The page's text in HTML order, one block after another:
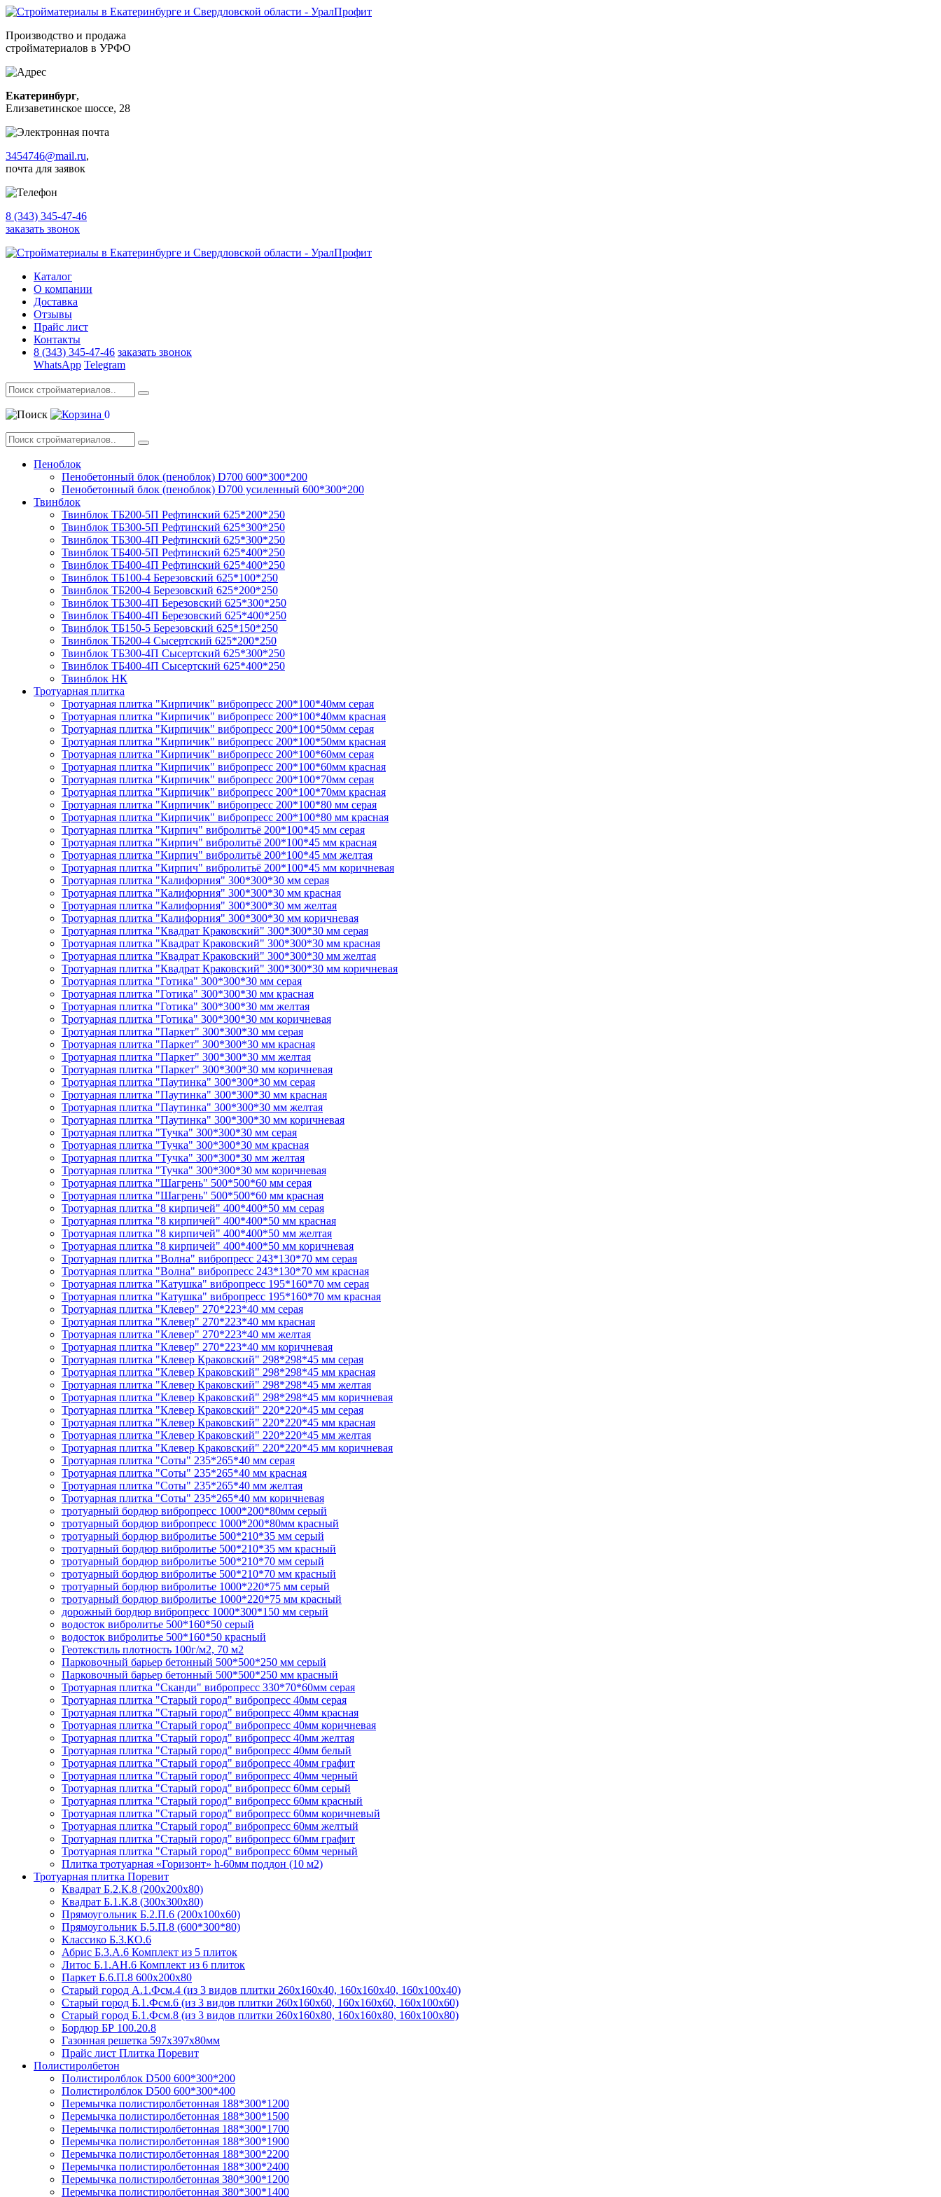
Производство и продажа
стройматериалов в УРФО
Екатеринбург,
Елизаветинское шоссе, 28
3454746@mail.ru,
почта для заявок
8 (343) 345-47-46
заказать звонок
Каталог
О компании
Доставка
Отзывы
Прайс лист
Контакты
8 (343) 345-47-46 заказать звонок
WhatsApp Telegram
0
Пеноблок
Пенобетонный блок (пеноблок) D700 600*300*200
Пенобетонный блок (пеноблок) D700 усиленный 600*300*200
Твинблок
Твинблок ТБ200-5П Рефтинский 625*200*250
Твинблок ТБ300-5П Рефтинский 625*300*250
Твинблок ТБ300-4П Рефтинский 625*300*250
Твинблок ТБ400-5П Рефтинский 625*400*250
Твинблок ТБ400-4П Рефтинский 625*400*250
Твинблок ТБ100-4 Березовский 625*100*250
Твинблок ТБ200-4 Березовский 625*200*250
Твинблок ТБ300-4П Березовский 625*300*250
Твинблок ТБ400-4П Березовский 625*400*250
Твинблок ТБ150-5 Березовский 625*150*250
Твинблок ТБ200-4 Сысертский 625*200*250
Твинблок ТБ300-4П Сысертский 625*300*250
Твинблок ТБ400-4П Сысертский 625*400*250
Твинблок НК
Тротуарная плитка
Тротуарная плитка "Кирпичик" вибропресс 200*100*40мм серая
Тротуарная плитка "Кирпичик" вибропресс 200*100*40мм красная
Тротуарная плитка "Кирпичик" вибропресс 200*100*50мм серая
Тротуарная плитка "Кирпичик" вибропресс 200*100*50мм красная
Тротуарная плитка "Кирпичик" вибропресс 200*100*60мм серая
Тротуарная плитка "Кирпичик" вибропресс 200*100*60мм красная
Тротуарная плитка "Кирпичик" вибропресс 200*100*70мм серая
Тротуарная плитка "Кирпичик" вибропресс 200*100*70мм красная
Тротуарная плитка "Кирпичик" вибропресс 200*100*80 мм серая
Тротуарная плитка "Кирпичик" вибропресс 200*100*80 мм красная
Тротуарная плитка "Кирпич" вибролитьё 200*100*45 мм серая
Тротуарная плитка "Кирпич" вибролитьё 200*100*45 мм красная
Тротуарная плитка "Кирпич" вибролитьё 200*100*45 мм желтая
Тротуарная плитка "Кирпич" вибролитьё 200*100*45 мм коричневая
Тротуарная плитка "Калифорния" 300*300*30 мм серая
Тротуарная плитка "Калифорния" 300*300*30 мм красная
Тротуарная плитка "Калифорния" 300*300*30 мм желтая
Тротуарная плитка "Калифорния" 300*300*30 мм коричневая
Тротуарная плитка "Квадрат Краковский" 300*300*30 мм серая
Тротуарная плитка "Квадрат Краковский" 300*300*30 мм красная
Тротуарная плитка "Квадрат Краковский" 300*300*30 мм желтая
Тротуарная плитка "Квадрат Краковский" 300*300*30 мм коричневая
Тротуарная плитка "Готика" 300*300*30 мм серая
Тротуарная плитка "Готика" 300*300*30 мм красная
Тротуарная плитка "Готика" 300*300*30 мм желтая
Тротуарная плитка "Готика" 300*300*30 мм коричневая
Тротуарная плитка "Паркет" 300*300*30 мм серая
Тротуарная плитка "Паркет" 300*300*30 мм красная
Тротуарная плитка "Паркет" 300*300*30 мм желтая
Тротуарная плитка "Паркет" 300*300*30 мм коричневая
Тротуарная плитка "Паутинка" 300*300*30 мм серая
Тротуарная плитка "Паутинка" 300*300*30 мм красная
Тротуарная плитка "Паутинка" 300*300*30 мм желтая
Тротуарная плитка "Паутинка" 300*300*30 мм коричневая
Тротуарная плитка "Тучка" 300*300*30 мм серая
Тротуарная плитка "Тучка" 300*300*30 мм красная
Тротуарная плитка "Тучка" 300*300*30 мм желтая
Тротуарная плитка "Тучка" 300*300*30 мм коричневая
Тротуарная плитка "Шагрень" 500*500*60 мм серая
Тротуарная плитка "Шагрень" 500*500*60 мм красная
Тротуарная плитка "8 кирпичей" 400*400*50 мм серая
Тротуарная плитка "8 кирпичей" 400*400*50 мм красная
Тротуарная плитка "8 кирпичей" 400*400*50 мм желтая
Тротуарная плитка "8 кирпичей" 400*400*50 мм коричневая
Тротуарная плитка "Волна" вибропресс 243*130*70 мм серая
Тротуарная плитка "Волна" вибропресс 243*130*70 мм красная
Тротуарная плитка "Катушка" вибропресс 195*160*70 мм серая
Тротуарная плитка "Катушка" вибропресс 195*160*70 мм красная
Тротуарная плитка "Клевер" 270*223*40 мм серая
Тротуарная плитка "Клевер" 270*223*40 мм красная
Тротуарная плитка "Клевер" 270*223*40 мм желтая
Тротуарная плитка "Клевер" 270*223*40 мм коричневая
Тротуарная плитка "Клевер Краковский" 298*298*45 мм серая
Тротуарная плитка "Клевер Краковский" 298*298*45 мм красная
Тротуарная плитка "Клевер Краковский" 298*298*45 мм желтая
Тротуарная плитка "Клевер Краковский" 298*298*45 мм коричневая
Тротуарная плитка "Клевер Краковский" 220*220*45 мм серая
Тротуарная плитка "Клевер Краковский" 220*220*45 мм красная
Тротуарная плитка "Клевер Краковский" 220*220*45 мм желтая
Тротуарная плитка "Клевер Краковский" 220*220*45 мм коричневая
Тротуарная плитка "Соты" 235*265*40 мм серая
Тротуарная плитка "Соты" 235*265*40 мм красная
Тротуарная плитка "Соты" 235*265*40 мм желтая
Тротуарная плитка "Соты" 235*265*40 мм коричневая
тротуарный бордюр вибропресс 1000*200*80мм серый
тротуарный бордюр вибропресс 1000*200*80мм красный
тротуарный бордюр вибролитье 500*210*35 мм серый
тротуарный бордюр вибролитье 500*210*35 мм красный
тротуарный бордюр вибролитье 500*210*70 мм серый
тротуарный бордюр вибролитье 500*210*70 мм красный
тротуарный бордюр вибролитье 1000*220*75 мм серый
тротуарный бордюр вибролитье 1000*220*75 мм красный
дорожный бордюр вибропресс 1000*300*150 мм серый
водосток вибролитье 500*160*50 серый
водосток вибролитье 500*160*50 красный
Геотекстиль плотность 100г/м2, 70 м2
Парковочный барьер бетонный 500*500*250 мм серый
Парковочный барьер бетонный 500*500*250 мм красный
Тротуарная плитка "Сканди" вибропресс 330*70*60мм серая
Тротуарная плитка "Старый город" вибропресс 40мм серая
Тротуарная плитка "Старый город" вибропресс 40мм красная
Тротуарная плитка "Старый город" вибропресс 40мм коричневая
Тротуарная плитка "Старый город" вибропресс 40мм желтая
Тротуарная плитка "Старый город" вибропресс 40мм белый
Тротуарная плитка "Старый город" вибропресс 40мм графит
Тротуарная плитка "Старый город" вибропресс 40мм черный
Тротуарная плитка "Старый город" вибропресс 60мм серый
Тротуарная плитка "Старый город" вибропресс 60мм красный
Тротуарная плитка "Старый город" вибропресс 60мм коричневый
Тротуарная плитка "Старый город" вибропресс 60мм желтый
Тротуарная плитка "Старый город" вибропресс 60мм графит
Тротуарная плитка "Старый город" вибропресс 60мм черный
Плитка тротуарная «Горизонт» h-60мм поддон (10 м2)
Тротуарная плитка Поревит
Квадрат Б.2.К.8 (200х200х80)
Квадрат Б.1.К.8 (300х300х80)
Прямоугольник Б.2.П.6 (200х100х60)
Прямоугольник Б.5.П.8 (600*300*80)
Классико Б.3.КО.6
Абрис Б.3.А.6 Комплект из 5 плиток
Литос Б.1.АН.6 Комплект из 6 плиток
Паркет Б.6.П.8 600х200х80
Старый город А.1.Фсм.4 (из 3 видов плитки 260х160х40, 160х160х40, 160х100х40)
Старый город Б.1.Фсм.6 (из 3 видов плитки 260х160х60, 160х160х60, 160х100х60)
Старый город Б.1.Фсм.8 (из 3 видов плитки 260х160х80, 160х160х80, 160х100х80)
Бордюр БР 100.20.8
Газонная решетка 597х397х80мм
Прайс лист Плитка Поревит
Полистиролбетон
Полистиролблок D500 600*300*200
Полистиролблок D500 600*300*400
Перемычка полистирол­бетонная 188*300*1200
Перемычка полистирол­бетонная 188*300*1500
Перемычка полистирол­бетонная 188*300*1700
Перемычка полистирол­бетонная 188*300*1900
Перемычка полистирол­бетонная 188*300*2200
Перемычка полистирол­бетонная 188*300*2400
Перемычка полистирол­бетонная 380*300*1200
Перемычка полистирол­бетонная 380*300*1400